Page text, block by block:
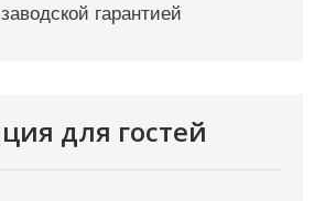
гарантией
для гостей